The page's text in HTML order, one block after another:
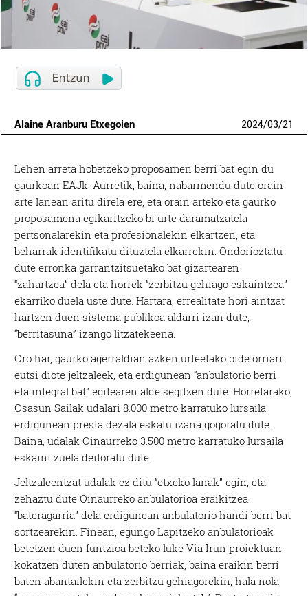
Alaine Aranburu Etxegoien 2024/03/21
Lehen arreta hobetzeko proposamen berri bat egin du
gaurkoan EAJk. Aurretik, baina, nabarmendu dute orain
arte lanean aritu direla ere, eta orain arteko eta gaurko
proposamena egikaritzeko bi urte daramatzatela
pertsonalarekin eta profesionalekin elkartzen, eta
beharrak identifikatu dituztela elkarrekin. Ondorioztatu
dute erronka garrantzitsuetako bat gizartearen
“zahartzea” dela eta horrek “zerbitzu gehiago eskaintzea”
ekarriko duela uste dute. Hartara, errealitate hori aintzat
hartzen duen sistema publikoa aldarri izan dute,
“berritasuna” izango litzatekeena.
Oro har, gaurko agerraldian azken urteetako bide orriari
eutsi diote jeltzaleek, eta erdigunean “anbulatorio berri
eta integral bat” egitearen alde segitzen dute. Horretarako,
Osasun Sailak udalari 8.000 metro karratuko lursaila
erdigunean presta dezala eskatu izana gogoratu dute.
Baina, udalak Oinaurreko 3.500 metro karratuko lursaila
eskaini zuela deitoratu dute.
Jeltzaleentzat udalak ez ditu “etxeko lanak” egin, eta
zehaztu dute Oinaurreko anbulatorioa eraikitzea
“bateragarria” dela erdigunean anbulatorio handi berri bat
sortzearekin. Finean, egungo Lapitzeko anbulatorioak
betetzen duen funtzioa beteko luke Via Irun proiektuan
kokatzen duten anbulatorio berriak, baina eraikin berri
baten abantailekin eta zerbitzu gehiagorekin, hala nola,